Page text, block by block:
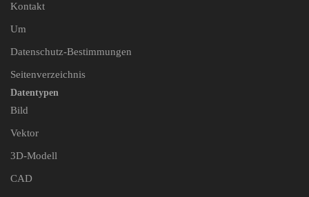
Kontakt
Um
Datenschutz-Bestimmungen
Seitenverzeichnis
Datentypen
Bild
Vektor
3D-Modell
CAD